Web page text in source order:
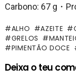
Carbono: 67 g・
ALHO AZEITE
GRELOS
PIMENTÃO DOCE
Deixa o teu